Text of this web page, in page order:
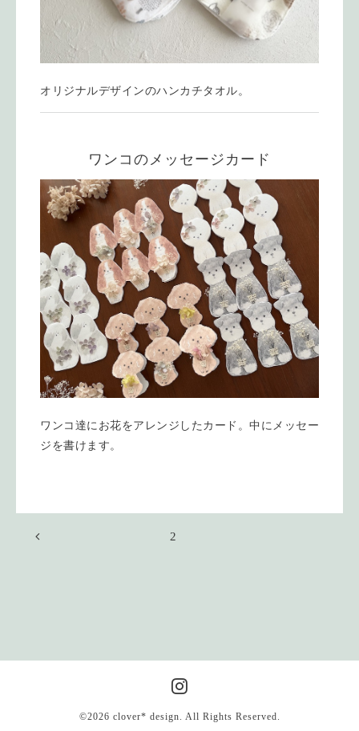
オリジナルデザインのハンカチタオル。
ワンコのメッセージカード
ワンコ達にお花をアレンジしたカード。中にメッセー
ジを書けます。
2
©2026 clover* design. All Rights Reserved.